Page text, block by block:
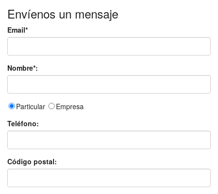
Envíenos un mensaje
Email*
Nombre*:
Particular
Empresa
Teléfono:
Código postal: